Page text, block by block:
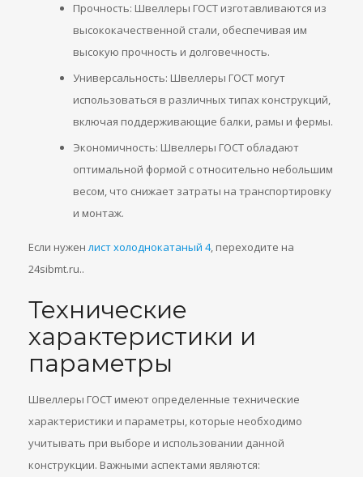
Прочность: Швеллеры ГОСТ изготавливаются из
высококачественной стали, обеспечивая им
высокую прочность и долговечность.
Универсальность: Швеллеры ГОСТ могут
использоваться в различных типах конструкций,
включая поддерживающие балки, рамы и фермы.
Экономичность: Швеллеры ГОСТ обладают
оптимальной формой с относительно небольшим
весом, что снижает затраты на транспортировку
и монтаж.
Если нуженлист холоднокатаный 4, переходите на
24sibmt.ru..
Технические
характеристики и
параметры
Швеллеры ГОСТ имеют определенные технические
характеристики и параметры, которые необходимо
учитывать при выборе и использовании данной
конструкции. Важными аспектами являются: